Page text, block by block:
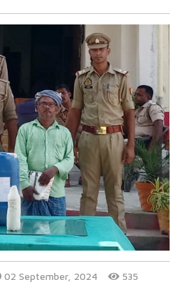
02 September, 2024 535